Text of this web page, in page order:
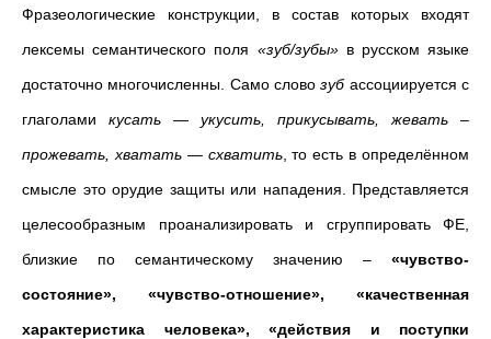
Фразеологические конструкции, в состав которых входят
лексемы семантического поля «зуб/зубы»в русском языке
достаточно многочисленны. Само словозубассоциируется с
глаголами кусать — укусить, прикусывать, жевать –
прожевать, хватать —схватить, то есть в определённом
смысле это орудие защиты или нападения. Представляется
целесообразным проанализировать и сгруппировать ФЕ,
близкие по семантическому значению – «чувство-
состояние», «чувство-отношение», «качественная
характеристика человека», «действия и поступки